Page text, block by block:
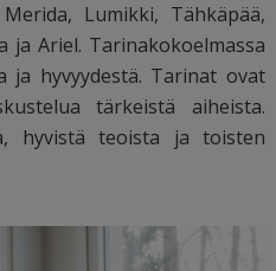
Lumikki, Tähkäpää,
ja Ariel. Tarinakokoelmassa
ja hyvyydestä. Tarinat ovat
tärkeistä aiheista.
hyvistä teoista ja toisten